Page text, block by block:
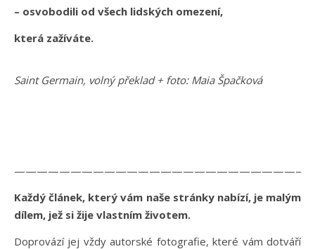
– osvobodili od všech lidských omezení,
která zažíváte.
Saint Germain, volný překlad + foto: Maia Špačková
Každý článek, který vám naše stránky nabízí, je malým
dílem, jež si žije vlastním životem.
Doprovází jej vždy autorské fotografie, které vám dotváří